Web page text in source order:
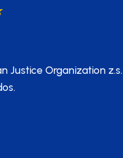
Justice Organization z.s.